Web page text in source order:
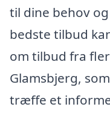
til dine behov
bedste tilbud
om tilbud fra
Glamsbjerg,
træffe et